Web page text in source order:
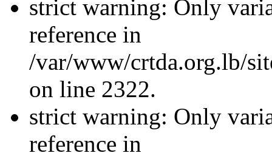
strict warning: Only
reference in
/var/www/crtda.org.lb/
on line 2322.
strict warning: Only
reference in